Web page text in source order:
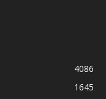
4086
1645